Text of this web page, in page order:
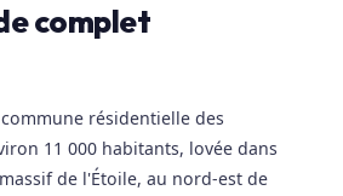
complet
résidentielle des
11 000 habitants, lovée dans
de l'Étoile, au nord-est de